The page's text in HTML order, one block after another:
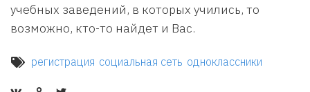
учебных заведений, в которых учились, то
возможно, кто-то найдет и Вас.
регистрация социальная сеть одноклассники